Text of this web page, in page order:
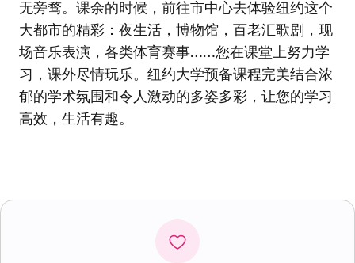
无旁骛。课余的时候，前往市中心去体验纽约这个
大都市的精彩：夜生活，博物馆，百老汇歌剧，现
场音乐表演，各类体育赛事……您在课堂上努力学
习，课外尽情玩乐。纽约大学预备课程完美结合浓
郁的学术氛围和令人激动的多姿多彩，让您的学习
高效，生活有趣。